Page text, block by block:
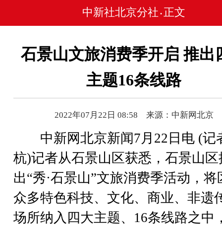
中新社北京分社 • 正文
石景山文旅消费季开启 推出
主题16条线路
2022年07月22日 08:58 来源：中新网北京
中新网北京新闻7月22日电 (记
杭)记者从石景山区获悉，石景山区
出“秀·石景山”文旅消费季活动，将
众多特色科技、文化、商业、非遗
场所纳入四大主题、16条线路之中